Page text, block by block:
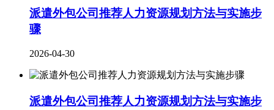
派遣外包公司推荐人力资源规划方法与实施步
骤
2026-04-30
派遣外包公司推荐人力资源规划方法与实施步